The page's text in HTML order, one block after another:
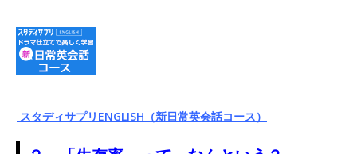
スタディサプリENGLISH（新日常英会話コース）